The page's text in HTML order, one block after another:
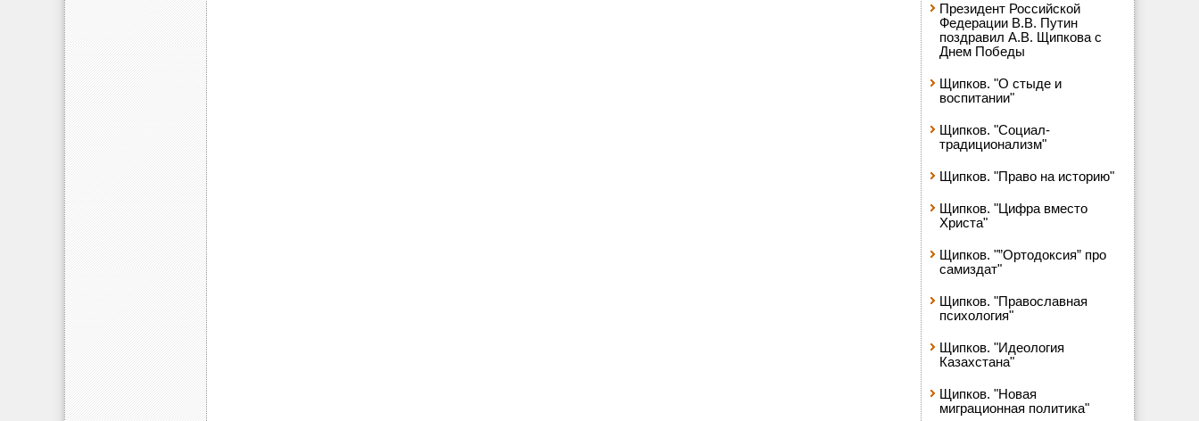
Президент Российской
Федерации В.В. Путин
поздравил А.В. Щипкова с
Днем Победы
Щипков. "О стыде и
воспитании"
Щипков. "Социал-
традиционализм"
Щипков. "Право на историю"
Щипков. "Цифра вместо
Христа"
Щипков. "”Ортодоксия” про
самиздат"
Щипков. "Православная
психология"
Щипков. "Идеология
Казахстана"
Щипков. "Новая
миграционная политика"